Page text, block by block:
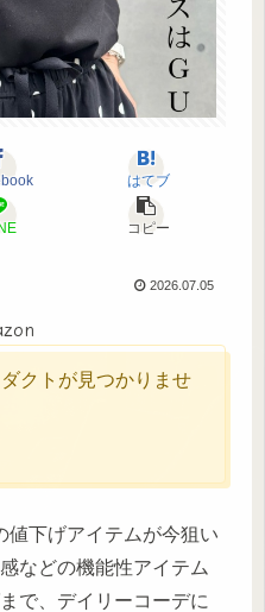
はてブ
コピー
2026.07.05
クトが見つかりませ
値下げアイテムが今狙い
などの機能性アイテム
で、デイリーコーデに